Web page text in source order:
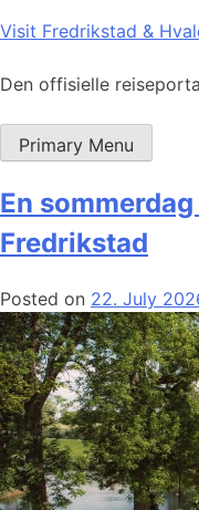
Skip
content
Visit Fredrikstad &
Den offisielle
Primary Menu
En
Fredrikstad
Posted on 22. July